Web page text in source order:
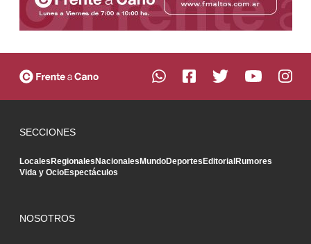
SECCIONES
LocalesRegionalesNacionalesMundoDeportesEditorialRumores
Vida y OcioEspectáculos
NOSOTROS